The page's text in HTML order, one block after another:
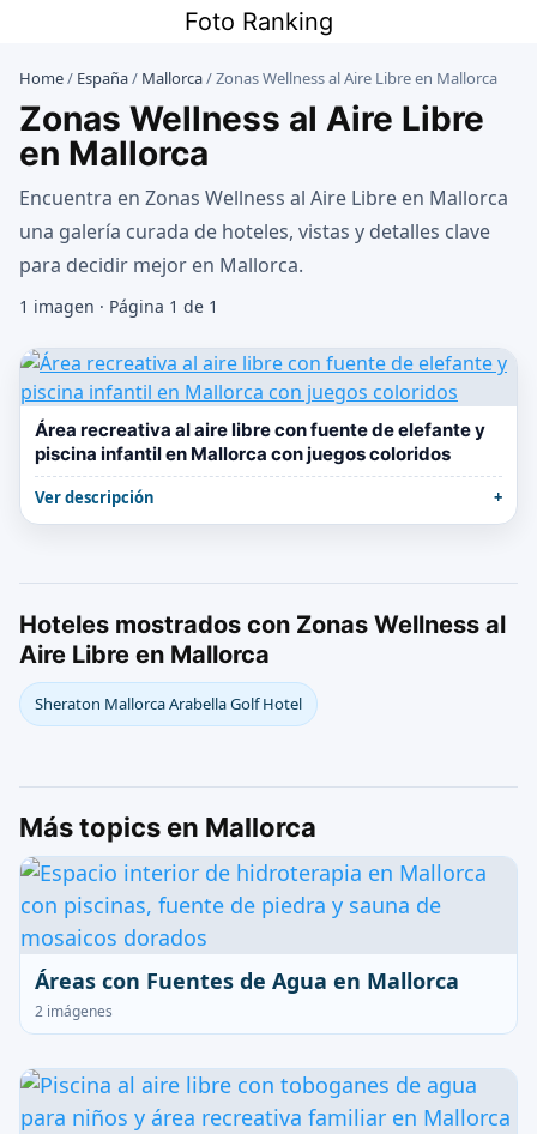
contenido
Foto Ranking
Home/ España/ Mallorca/Zonas Wellness al Aire Libre en Mallorca
Zonas Wellness al Aire Libre
en Mallorca
Encuentra en Zonas Wellness al Aire Libre en Mallorca
una galería curada de hoteles, vistas y detalles clave
para decidir mejor en Mallorca.
1 imagen · Página 1 de 1
Área recreativa al aire libre con fuente de elefante y
piscina infantil en Mallorca con juegos coloridos
Ver descripción
Hoteles mostrados con Zonas Wellness al
Aire Libre en Mallorca
Sheraton Mallorca Arabella Golf Hotel
Más topics en Mallorca
Áreas con Fuentes de Agua en Mallorca
2 imágenes